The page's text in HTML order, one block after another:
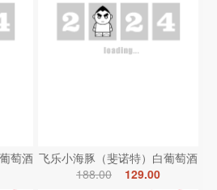
萄酒 飞乐小海豚（斐诺特）白葡萄酒
188.00
129.00